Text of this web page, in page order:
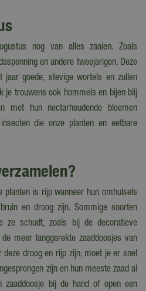
nog van alles zaaien. Zoals
en andere tweejarigen. Deze
jaar goede, stevige wortels en zullen
je trouwens ook hommels en bijen blij
met hun nectarhoudende bloemen
die onze planten en eetbare
planten is rijp wanneer hun omhulsels
en droog zijn. Sommige soorten
ze schudt, zoals bij de decoratieve
meer langgerekte zaaddoosjes van
deze droog en rijp zijn, moet je er snel
zijn en hun meeste zaad al
zaaddoosje bij de hand of open een